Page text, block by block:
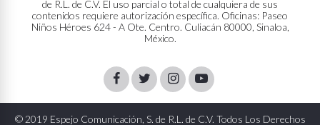
de R.L. de C.V. El uso parcial o total de cualquiera de sus
contenidos requiere autorización específica. Oficinas: Paseo
Niños Héroes 624 - A Ote. Centro. Culiacán 80000, Sinaloa,
México.
FacebookTwitterInstagram
Youtube
© 2019 Espejo Comunicación, S. de R.L. de C.V. Todos Los Derechos